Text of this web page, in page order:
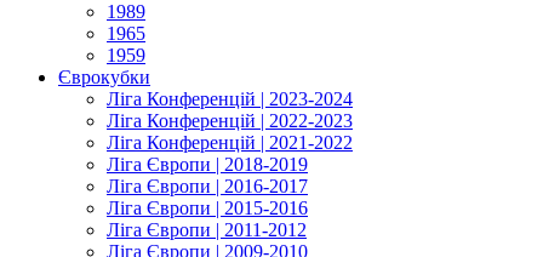
1989
1965
1959
Єврокубки
Ліга Конференцій | 2023-2024
Ліга Конференцій | 2022-2023
Ліга Конференцій | 2021-2022
Ліга Європи | 2018-2019
Ліга Європи | 2016-2017
Ліга Європи | 2015-2016
Ліга Європи | 2011-2012
Ліга Європи | 2009-2010